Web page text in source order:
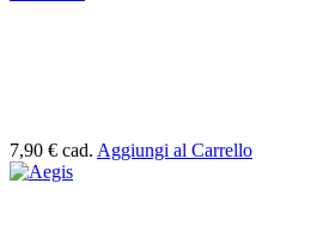
7,90 € cad. Aggiungi al Carrello